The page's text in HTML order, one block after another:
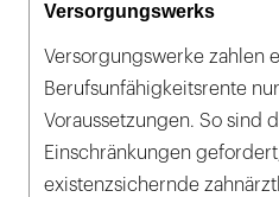
Versorgungswerks
Versorgungswerke zahlen
Berufsunfähigkeitsrente
Voraussetzungen. So sind
Einschränkungen
existenzsichernde